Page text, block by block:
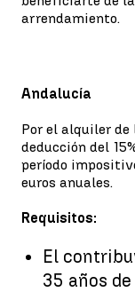
arrendamiento.
Andalucía
Por el alquiler
deducción del
período
euros anuales.
Requisitos:
El
35 años de